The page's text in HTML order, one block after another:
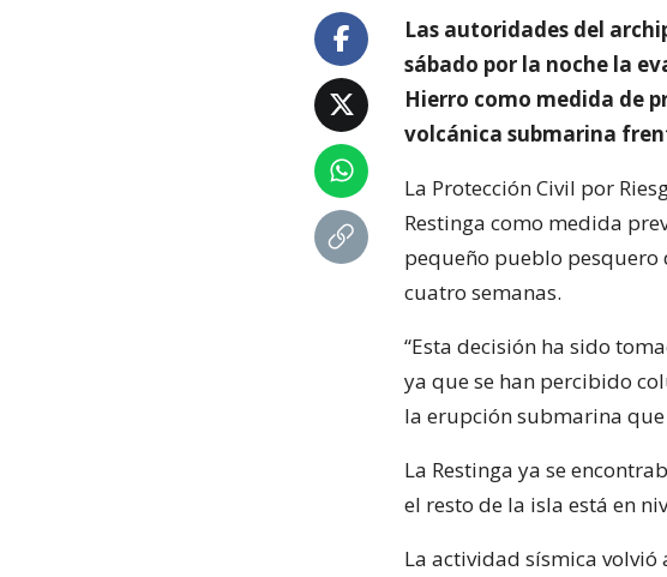
Las autoridades del
sábado por la noche la
Hierro como medida de
volcánica submarina
La Protección Civil por
Restinga como medida
pequeño pueblo pesquero
cuatro semanas.
“Esta decisión ha sido
ya que se han percibido
la erupción submarina
La Restinga ya se
el resto de la isla está en
La actividad sísmica